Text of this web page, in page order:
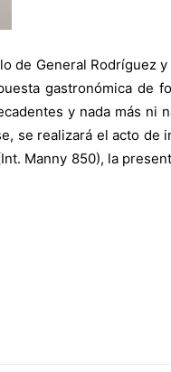
de General Rodríguez
gastronómica de
y nada más ni
se realizará el acto de
Manny 850), la